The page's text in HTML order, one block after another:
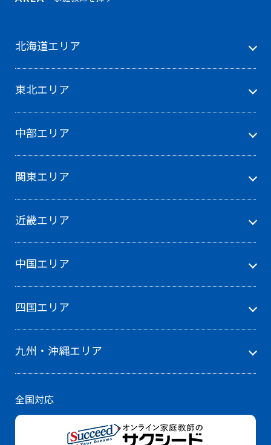
北海道エリア
東北エリア
中部エリア
関東エリア
近畿エリア
中国エリア
四国エリア
九州・沖縄エリア
全国対応